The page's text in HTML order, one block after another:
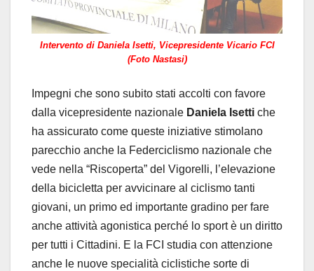
Intervento di Daniela Isetti, Vicepresidente Vicario FCI
(Foto Nastasi)
Impegni che sono subito stati accolti con favore
dalla vicepresidente nazionale Daniela Isetti che
ha assicurato come queste iniziative stimolano
parecchio anche la Federciclismo nazionale che
vede nella “Riscoperta” del Vigorelli, l’elevazione
della bicicletta per avvicinare al ciclismo tanti
giovani, un primo ed importante gradino per fare
anche attività agonistica perché lo sport è un diritto
per tutti i Cittadini. E la FCI studia con attenzione
anche le nuove specialità ciclistiche sorte di